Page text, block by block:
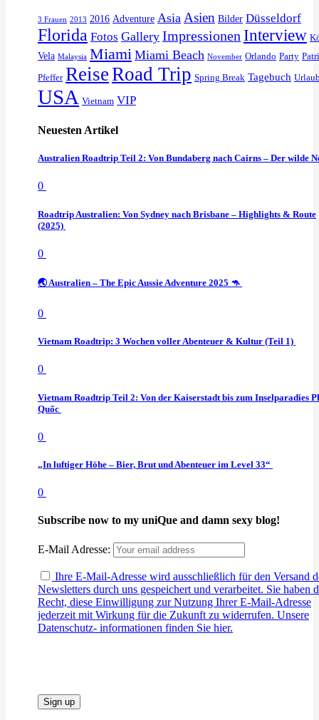
3 Frauen 2013 2016 Adventure Asia Asien Bilder Düsseldorf
Florida Fotos Gallery Impressionen Interview
Vela Malaysia Miami Miami Beach November Orlando Party
Pfeffer ReiseRoad Trip Spring Break Tagebuch
USA Vietnam VIP
Neuesten Artikel
Australien Roadtrip Teil 2: Von Bundaberg nach Cairns – Der wilde
0
Roadtrip Australien: Von Sydney nach Brisbane – Highlights & Route
(2025)
0
🌏 Australien – The Epic Aussie Adventure 2025 🦘
0
Vietnam Roadtrip: 3 Wochen voller Abenteuer & Kultur (Teil 1)
0
Vietnam Roadtrip Teil 2: Von der Kaiserstadt bis zum Inselparadies
Quốc
0
„In luftiger Höhe – Bier, Brut und Abenteuer im Level 33“
0
Subscribe now to my uniQue and damn sexy blog!
E-Mail Adresse:
Ihre E-Mail-Adresse wird ausschließlich für den Versand
Newsletters durch uns gespeichert und verarbeitet. Sie haben
Recht, diese Einwilligung zur Nutzung Ihrer E-Mail-Adresse
jederzeit mit Wirkung für die Zukunft zu widerrufen. Unsere
Datenschutz- informationen finden Sie hier.